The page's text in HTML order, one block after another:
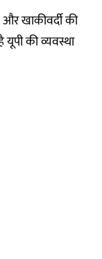
खाकीवर्दी की
यूपी की व्यवस्था